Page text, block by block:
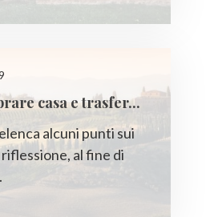
casa e trasfer...
alcuni punti sui
al fine di